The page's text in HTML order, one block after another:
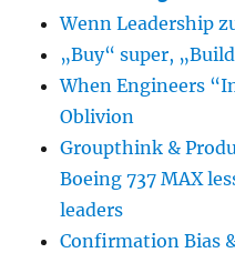
Wenn Leadership
„Buy“ super,
When Engineers
Oblivion
Groupthink &
Boeing 737 MAX
leaders
Confirmation Bias